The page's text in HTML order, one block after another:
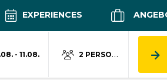
EXPERIENCES
- 11.08. 2 PERSONEN